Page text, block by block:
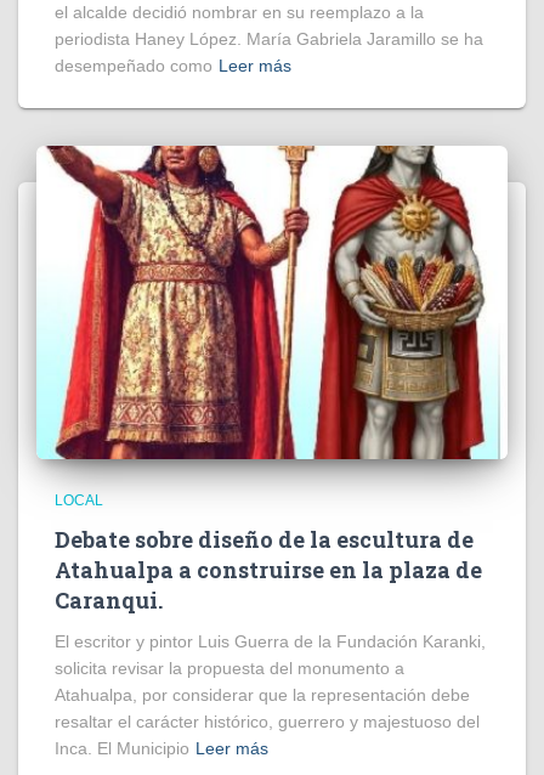
el alcalde decidió nombrar en su reemplazo a la
periodista Haney López. María Gabriela Jaramillo se ha
desempeñado como Leer más
LOCAL
Debate sobre diseño de la escultura de
Atahualpa a construirse en la plaza de
Caranqui.
El escritor y pintor Luis Guerra de la Fundación Karanki,
solicita revisar la propuesta del monumento a
Atahualpa, por considerar que la representación debe
resaltar el carácter histórico, guerrero y majestuoso del
Inca. El Municipio Leer más